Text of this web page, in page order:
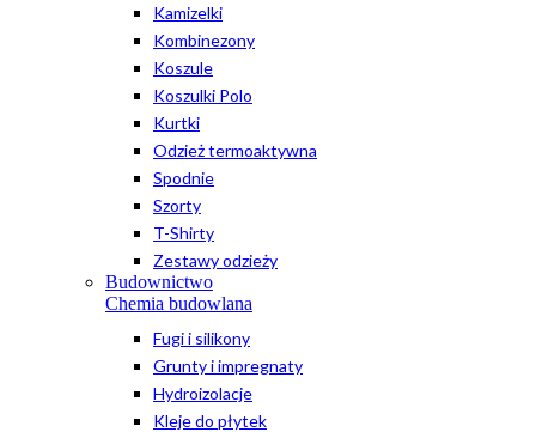
Kamizelki
Kombinezony
Koszule
Koszulki Polo
Kurtki
Odzież termoaktywna
Spodnie
Szorty
T-Shirty
Zestawy odzieży
Budownictwo
Chemia budowlana
Fugi i silikony
Grunty i impregnaty
Hydroizolacje
Kleje do płytek